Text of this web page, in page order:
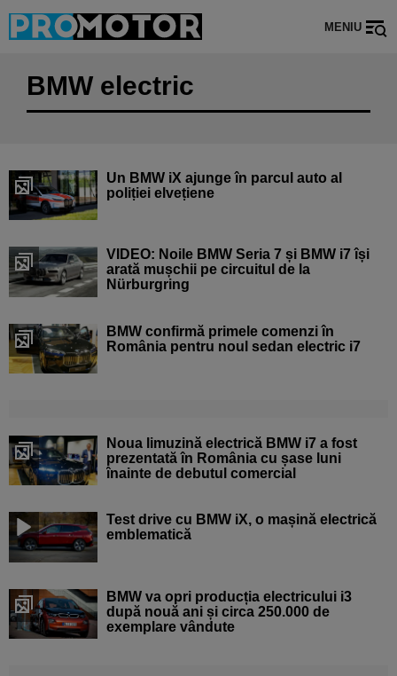
MENIU
BMW electric
Un BMW iX ajunge în parcul auto al
poliției elvețiene
VIDEO: Noile BMW Seria 7 și BMW i7 își
arată mușchii pe circuitul de la
Nürburgring
BMW confirmă primele comenzi în
România pentru noul sedan electric i7
Noua limuzină electrică BMW i7 a fost
prezentată în România cu șase luni
înainte de debutul comercial
Test drive cu BMW iX, o mașină electrică
emblematică
BMW va opri producția electricului i3
după nouă ani și circa 250.000 de
exemplare vândute